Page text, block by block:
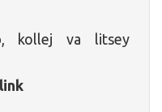
kollej va litsey